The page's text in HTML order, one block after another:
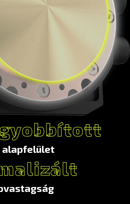
alapfelület
gyártva
kopasztott uszonya (0,1 mm)